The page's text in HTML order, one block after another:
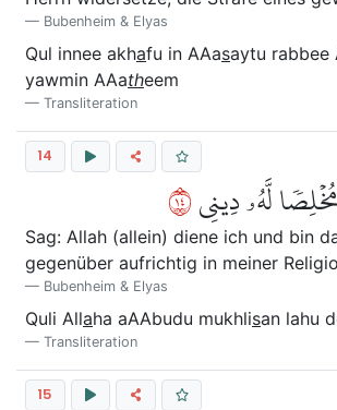
Bubenheim & Elyas
Qul innee akhafu in AAasaytu rabbee
yawmin AAatheem
Transliteration
14
لَّهُۥ دِينِي٤١
Sag: Allah (allein) diene ich und bin
gegenüber aufrichtig in meiner
Bubenheim & Elyas
Quli Allaha aAAbudu mukhlisan lahu
Transliteration
15